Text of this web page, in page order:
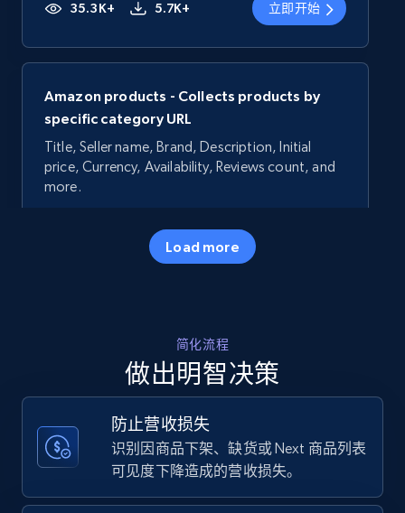
35.3K+ 5.7K+ 立即开始
Amazon products - Collects products by
specific category URL
Title, Seller name, Brand, Description, Initial
price, Currency, Availability, Reviews count, and
more.
5.7K+
Title, Seller name, Brand, Description, Initial
price, Currency, Availability, Reviews count, and
35.3K+ 5.7K+ 立即开始
Load more
简化流程
做出明智决策
防止营收损失
识别因商品下架、缺货或 Next 商品列表
可见度下降造成的营收损失。